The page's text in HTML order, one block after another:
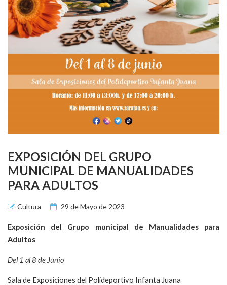
EXPOSICIÓN DEL GRUPO
MUNICIPAL DE MANUALIDADES
PARA ADULTOS
Cultura 29 de Mayo de 2023
Exposición del Grupo municipal de Manualidades para
Adultos
Del 1 al 8 de Junio
Sala de Exposiciones del Polideportivo Infanta Juana